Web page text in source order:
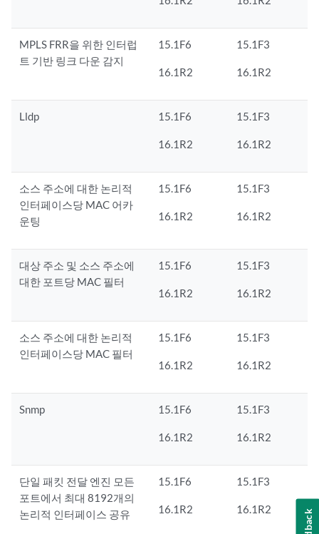
MPLS FRR을 위한 인터럽
트 기반 링크 다운 감지
15.1F6
16.1R2
15.1F3
16.1R2
Lldp 15.1F6
16.1R2
15.1F3
16.1R2
소스 주소에 대한 논리적
인터페이스당 MAC 어카
운팅
15.1F6
16.1R2
15.1F3
16.1R2
대상 주소 및 소스 주소에
대한 포트당 MAC 필터
15.1F6
16.1R2
15.1F3
16.1R2
소스 주소에 대한 논리적
인터페이스당 MAC 필터
15.1F6
16.1R2
15.1F3
16.1R2
Snmp 15.1F6
16.1R2
15.1F3
16.1R2
단일 패킷 전달 엔진 모든
포트에서 최대 8192개의
논리적 인터페이스 공유
15.1F6
16.1R2
15.1F3
16.1R2